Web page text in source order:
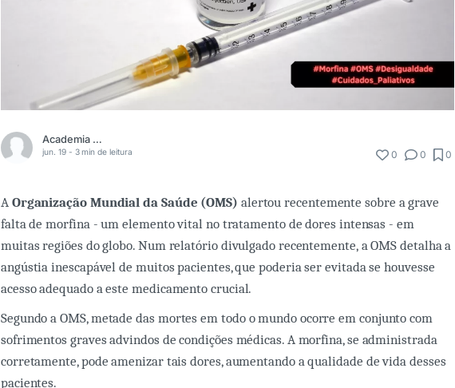
Academia Médica
jun. 19 - 3 min de leitura 0 0 0
A Organização Mundial da Saúde (OMS) alertou recentemente sobre a grave
falta de morfina - um elemento vital no tratamento de dores intensas - em
muitas regiões do globo. Num relatório divulgado recentemente, a OMS detalha a
angústia inescapável de muitos pacientes, que poderia ser evitada se houvesse
acesso adequado a este medicamento crucial.
Segundo a OMS, metade das mortes em todo o mundo ocorre em conjunto com
sofrimentos graves advindos de condições médicas. A morfina, se administrada
corretamente, pode amenizar tais dores, aumentando a qualidade de vida desses
pacientes.